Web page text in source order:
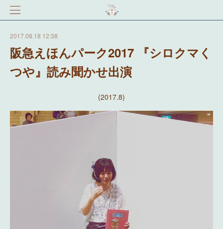
2017.08.18 12:38
阪急えほんパーク2017 『シロクマく
つや』読み聞かせ出演
(2017.8)